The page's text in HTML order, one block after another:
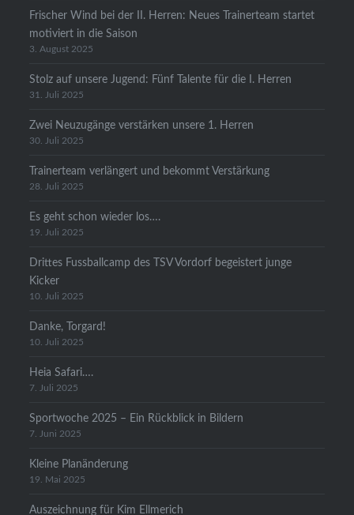
Frischer Wind bei der II. Herren: Neues Trainerteam startet
motiviert in die Saison
3. August 2025
Stolz auf unsere Jugend: Fünf Talente für die I. Herren
31. Juli 2025
Zwei Neuzugänge verstärken unsere 1. Herren
30. Juli 2025
Trainerteam verlängert und bekommt Verstärkung
28. Juli 2025
Es geht schon wieder los….
19. Juli 2025
Drittes Fussballcamp des TSV Vordorf begeistert junge
Kicker
10. Juli 2025
Danke, Torgard!
10. Juli 2025
Heia Safari….
7. Juli 2025
Sportwoche 2025 – Ein Rückblick in Bildern
7. Juni 2025
Kleine Planänderung
19. Mai 2025
Auszeichnung für Kim Ellmerich